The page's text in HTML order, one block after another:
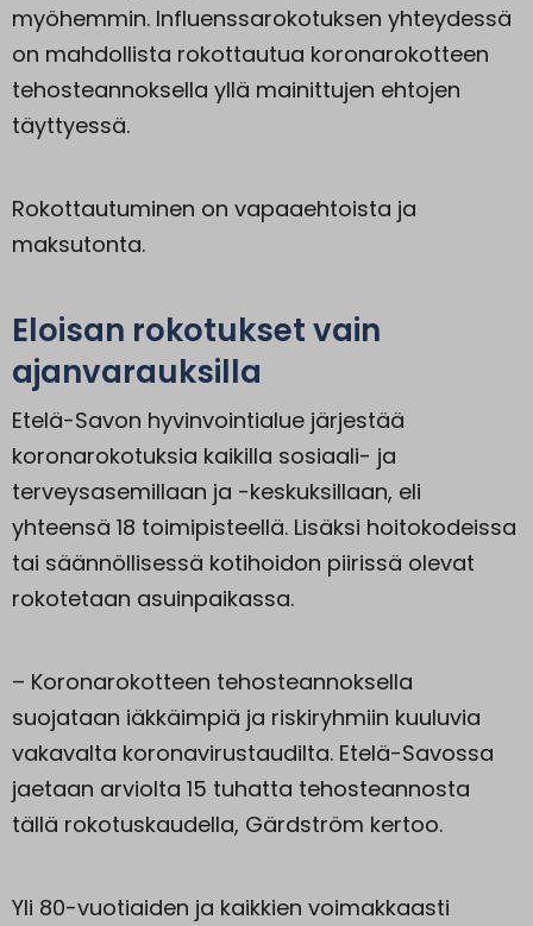
myöhemmin. Influenssarokotuksen yhteydessä
on mahdollista rokottautua koronarokotteen
tehosteannoksella yllä mainittujen ehtojen
täyttyessä.
Rokottautuminen on vapaaehtoista ja
maksutonta.
Eloisan rokotukset vain
ajanvarauksilla
Etelä-Savon hyvinvointialue järjestää
koronarokotuksia kaikilla sosiaali- ja
terveysasemillaan ja -keskuksillaan, eli
yhteensä 18 toimipisteellä. Lisäksi hoitokodeissa
tai säännöllisessä kotihoidon piirissä olevat
rokotetaan asuinpaikassa.
– Koronarokotteen tehosteannoksella
suojataan iäkkäimpiä ja riskiryhmiin kuuluvia
vakavalta koronavirustaudilta. Etelä-Savossa
jaetaan arviolta 15 tuhatta tehosteannosta
tällä rokotuskaudella, Gärdström kertoo.
Yli 80-vuotiaiden ja kaikkien voimakkaasti